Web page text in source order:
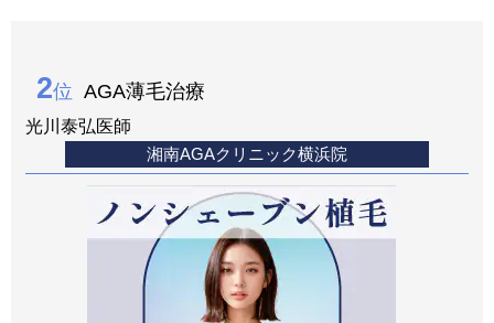
2位 AGA薄毛治療
光川泰弘医師
湘南AGAクリニック横浜院